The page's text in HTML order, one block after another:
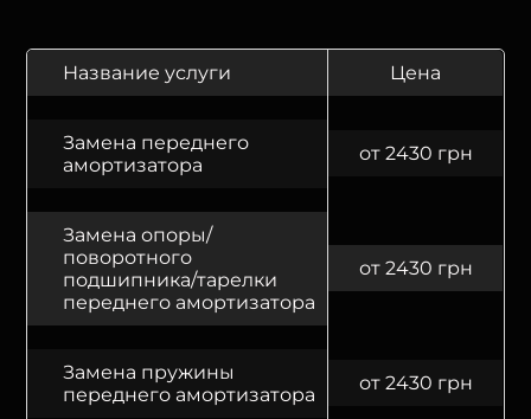
Название услуги Цена
Замена переднего
амортизатора
от 2430 грн
Замена опоры/
поворотного
подшипника/тарелки
переднего амортизатора
от 2430 грн
Замена пружины
переднего амортизатора
от 2430 грн